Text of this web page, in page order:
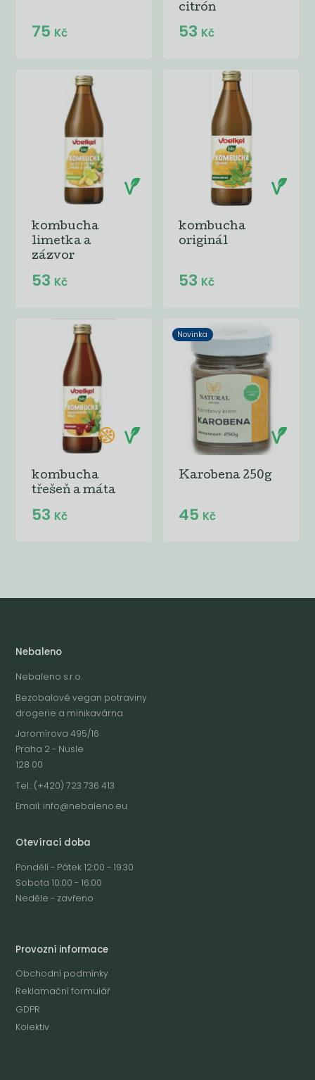
75 Kč
citrón
53 Kč
kombucha
limetka a
zázvor
53 Kč
kombucha
originál
53 Kč
kombucha
třešeň a máta
53 Kč
Novinka
Karobena 250g
45 Kč
Nebaleno
Nebaleno s.r.o.
Bezobalové vegan potraviny
drogerie a minikavárna
Jaromírova 495/16
Praha 2 - Nusle
128 00
Tel.: (+420) 723 736 413
Email: info@nebaleno.eu
Otevírací doba
Pondělí - Pátek 12:00 - 19:30
Sobota 10:00 - 16:00
Neděle - zavřeno
Provozní informace
Obchodní podmínky
Reklamační formulář
GDPR
Kolektiv